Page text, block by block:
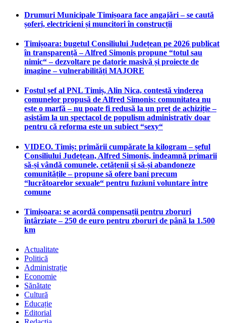
Drumuri Municipale Timișoara face angajări – se caută
șoferi, electricieni și muncitori în construcții
Timișoara: bugetul Consiliului Județean pe 2026 publicat
în transparență – Alfred Simonis propune “totul sau
nimic“ – dezvoltare pe datorie masivă și proiecte de
imagine – vulnerabilități MAJORE
Fostul șef al PNL Timiș, Alin Nica, contestă vinderea
comunelor propusă de Alfred Simonis: comunitatea nu
este o marfă – nu poate fi redusă la un preț de achiziție –
asistăm la un spectacol de populism administrativ doar
pentru că reforma este un subiect “sexy“
VIDEO. Timiș: primării cumpărate la kilogram – șeful
Consiliului Județean, Alfred Simonis, îndeamnă primarii
să-și vândă comunele, cetățenii și să-și abandoneze
comunitățile – propune să ofere bani precum
“lucrătoarelor sexuale“ pentru fuziuni voluntare între
comune
Timișoara: se acordă compensații pentru zboruri
întârziate – 250 de euro pentru zboruri de până la 1.500
km
Actualitate
Politică
Administrație
Economie
Sănătate
Cultură
Educație
Editorial